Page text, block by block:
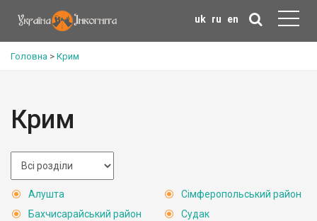
uk ru en
Головна > Крим
Крим
Алушта
Бахчисарайський район
Сімферопольський район
Судак